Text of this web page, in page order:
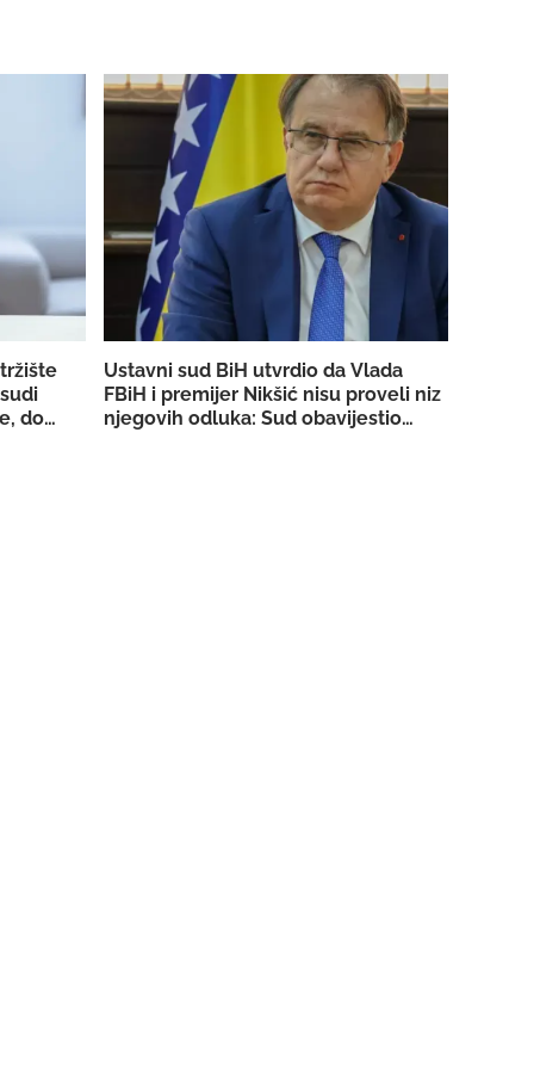
dobio
Ustavni sud BiH utvrdio da Vlada
FBiH i premijer Nikšić nisu proveli niz
njegovih odluka: Sud obavijestio